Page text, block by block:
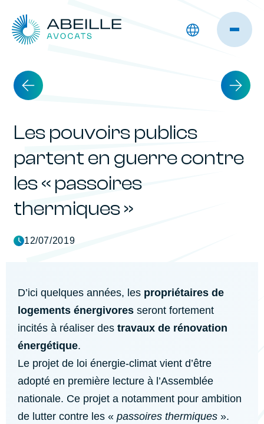
Les pouvoirs publics
partent en guerre contre
les « passoires
thermiques »
12/07/2019
D’ici quelques années, les propriétaires de
logements énergivores seront fortement
incités à réaliser des travaux de rénovation
énergétique.
Le projet de loi énergie-climat vient d’être
adopté en première lecture à l’Assemblée
nationale. Ce projet a notamment pour ambition
de lutter contre les « passoires thermiques ».